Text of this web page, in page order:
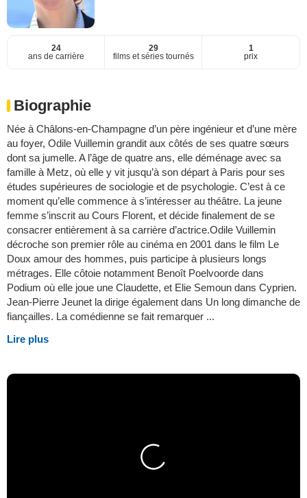
24
ans de carrière
29
films et séries tournés
1
prix
Biographie
Née à Châlons-en-Champagne d’un père ingénieur et d’une mère
au foyer, Odile Vuillemin grandit aux côtés de ses quatre sœurs
dont sa jumelle. A l’âge de quatre ans, elle déménage avec sa
famille à Metz, où elle y vit jusqu’à son départ à Paris pour ses
études supérieures de sociologie et de psychologie. C’est à ce
moment qu’elle commence à s’intéresser au théâtre. La jeune
femme s’inscrit au Cours Florent, et décide finalement de se
consacrer entièrement à sa carrière d’actrice.Odile Vuillemin
décroche son premier rôle au cinéma en 2001 dans le film Le
Doux amour des hommes, puis participe à plusieurs longs
métrages. Elle côtoie notamment Benoît Poelvoorde dans
Podium où elle joue une Claudette, et Elie Semoun dans Cyprien.
Jean-Pierre Jeunet la dirige également dans Un long dimanche de
fiançailles. La comédienne se fait remarquer ...
Lire plus